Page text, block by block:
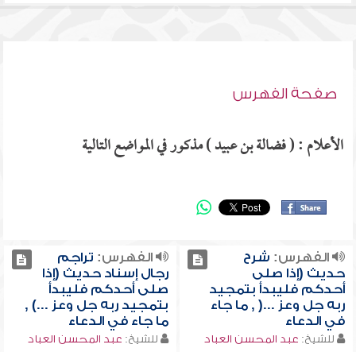
صفحة الفهرس
الأعلام : ( فضالة بن عبيد ) مذكور في المواضع التالية
الفهرس: شرح
حديث (إذا صلى
أحدكم فليبدأ بتمجيد
ربه جل وعز ...( , ما جاء
في الدعاء
للشيخ: عبد المحسن العباد
الفهرس: تراجم
رجال إسناد حديث (إذا
صلى أحدكم فليبدأ
بتمجيد ربه جل وعز ...) ,
ما جاء في الدعاء
للشيخ: عبد المحسن العباد